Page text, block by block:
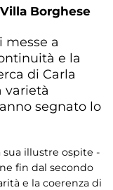
Borghese
messe a
e la
di Carla
varietà
segnato lo
illustre ospite -
fin dal secondo
e la coerenza di